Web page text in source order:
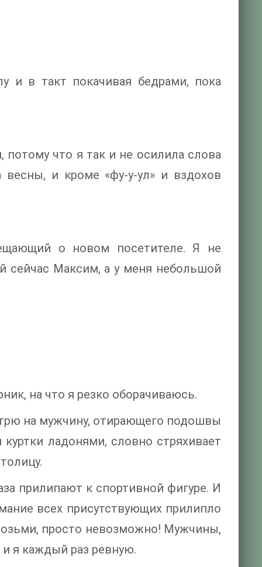
и в такт покачивая бедрами, пока
что я так и не осилила слова
и кроме «фу-у-ул» и вздохов
о новом посетителе. Я не
сейчас Максим, а у меня небольшой
на что я резко оборачиваюсь.
на мужчину, отирающего подошвы
ладонями, словно стряхивает
прилипают к спортивной фигуре. И
всех присутствующих прилипло
просто невозможно! Мужчины,
я каждый раз ревную.